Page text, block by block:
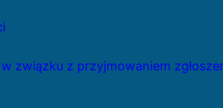
związku z przyjmowaniem